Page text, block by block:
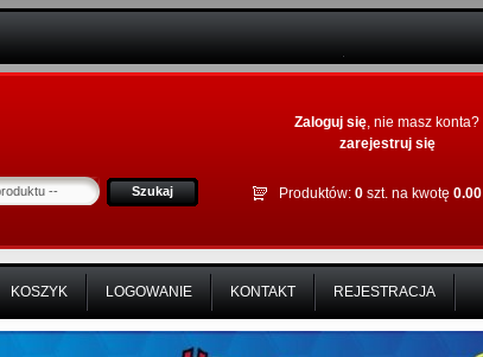
Zaloguj się, nie masz konta?
zarejestruj się
Produktów: 0 szt. na kwotę 0.00
Szukaj
KOSZYK LOGOWANIE KONTAKT REJESTRACJA